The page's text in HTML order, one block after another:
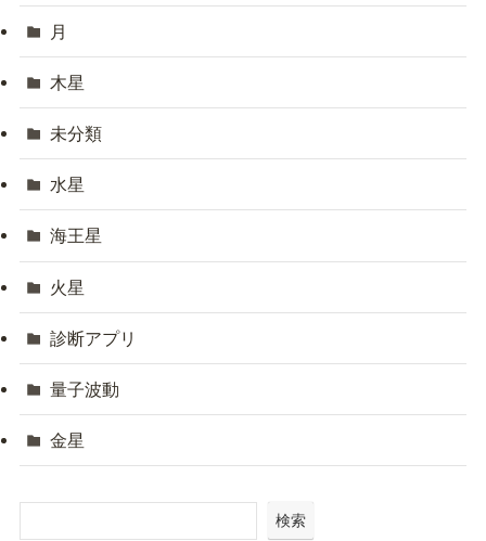
月
木星
未分類
水星
海王星
火星
診断アプリ
量子波動
金星
検索